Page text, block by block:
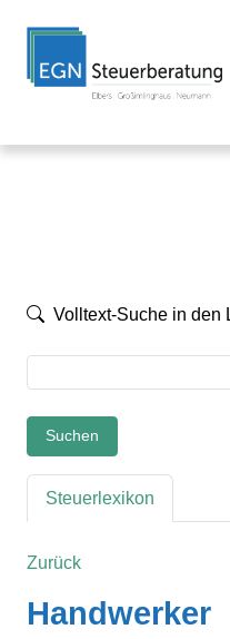
Volltext-Suche in den
Suchen
Steuerlexikon
Zurück
Handwerker